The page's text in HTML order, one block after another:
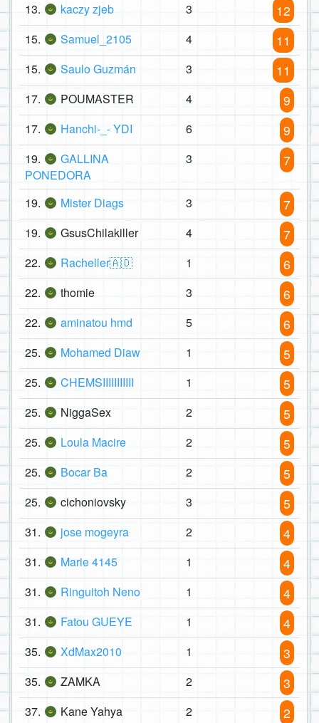
13. kaczy zjeb 3 12
15. Samuel_2105 4 11
15. Saulo Guzmán 3 11
17. POUMASTER 4 9
17. Hanchi-_- YDI 6 9
19.
GALLINA
PONEDORA
3 7
19. Mister Diags 3 7
19. GsusChilakiller 4 7
22. Racheller🇦🇩 1 6
22. thomie 3 6
22. aminatou hmd 5 6
25. Mohamed Diaw 1 5
25. CHEMSIIIIIIIIIII 1 5
25. NiggaSex 2 5
25. Loula Macire 2 5
25. Bocar Ba 2 5
25. cichoniovsky 3 5
31. jose mogeyra 2 4
31. Marie 4145 1 4
31. Ringuitoh Neno 1 4
31. Fatou GUEYE 1 4
35. XdMax2010 1 3
35. ZAMKA 2 3
37. Kane Yahya 2 2